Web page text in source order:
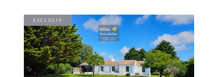
EXCLUSIF
VOIR LE BIEN